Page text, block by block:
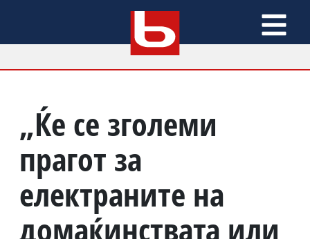
„Ќе се зголеми
прагот за
електраните на
домаќинствата или